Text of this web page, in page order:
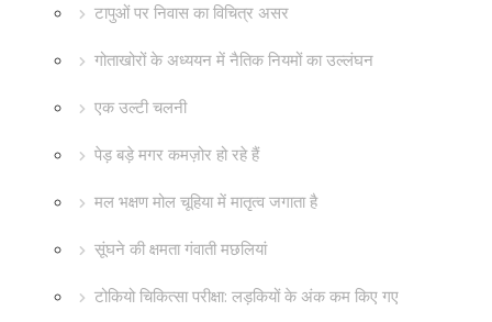
टापुओं पर निवास का विचित्र असर
गोताखोरों के अध्ययन में नैतिक नियमों का उल्लंघन
एक उल्टी चलनी
पेड़ बड़े मगर कमज़ोर हो रहे हैं
मल भक्षण मोल चूहिया में मातृत्व जगाता है
सूंघने की क्षमता गंवाती मछलियां
टोकियो चिकित्सा परीक्षा: लड़कियों के अंक कम किए गए